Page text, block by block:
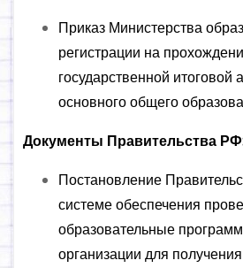
Приказ Министерства
регистрации на
государственной
основного общего
Документы Правительства
Постановление
системе обеспечения
образовательные
организации для